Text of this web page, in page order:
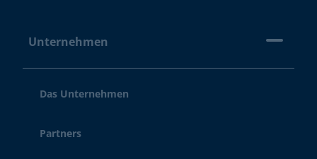
Unternehmen
Das Unternehmen
Partners